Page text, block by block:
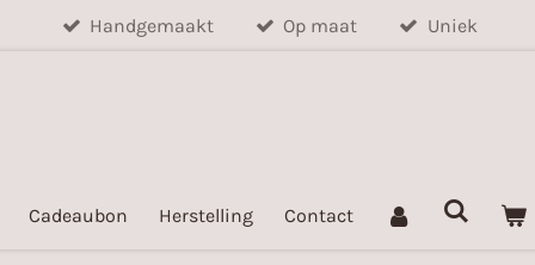
Handgemaakt Op maat Uniek
Cadeaubon Herstelling Contact